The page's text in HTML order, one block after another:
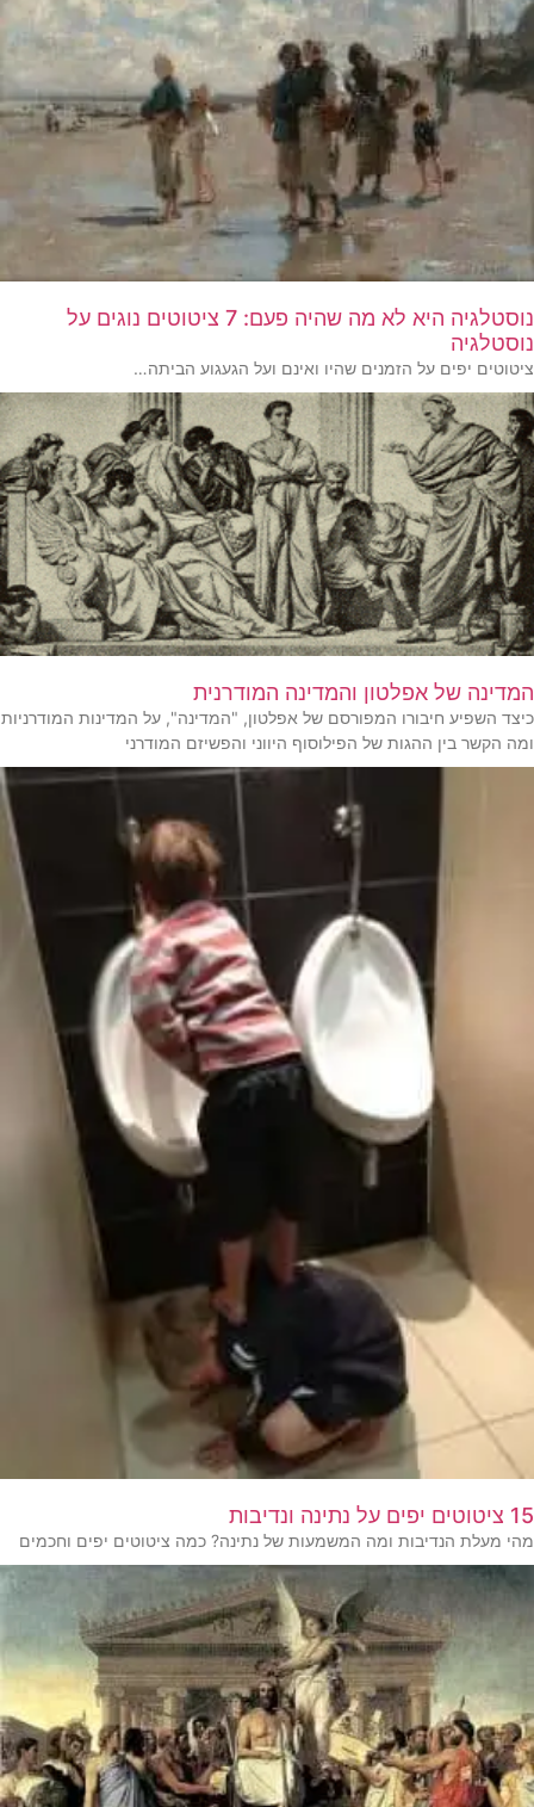
נוסטלגיה היא לא מה שהיה פעם: 7 ציטוטים נוגים על
נוסטלגיה
ציטוטים יפים על הזמנים שהיו ואינם ועל הגעגוע הביתה…
המדינה של אפלטון והמדינה המודרנית
כיצד השפיע חיבורו המפורסם של אפלטון, "המדינה", על המדינות המודרניות
ומה הקשר בין ההגות של הפילוסוף היווני והפשיזם המודרני
15 ציטוטים יפים על נתינה ונדיבות
מהי מעלת הנדיבות ומה המשמעות של נתינה? כמה ציטוטים יפים וחכמים